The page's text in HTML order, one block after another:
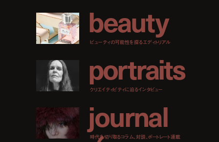
beauty
ビューティの可能性を探るエディトリアル
portraits
クリエイティビティに迫るインタビュー
journal
時代を切り取るコラム、対談、ポートレート連載